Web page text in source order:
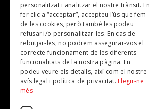
Revistes
SUBSCRIU-TE A LA NOSTRA NEWSLETTER!
Correu electrònic*
personalitzat i analitzar el nostre trànsit. En
fer clic a “acceptar”, accepteu l’ús que fem
de les cookies, però també les podeu
refusar i/o personalitzar-les. En cas de
rebutjar-les, no podrem assegurar-vos el
correcte funcionament de les diferents
funcionalitats de la nostra pàgina. En
podeu veure els detalls, així com el nostre
avís legal i política de privacitat. Llegir-ne
més